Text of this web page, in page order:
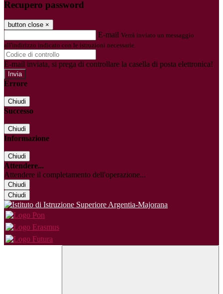
Recupero password
button close ×
E-mail Verrà inviato un messaggio
all'indirizzo indicato con le istruzioni necessarie.
E-mail inviata, si prega di controllare la casella di posta elettronica!
Errore
Chiudi
Successo
Chiudi
Informazione
Chiudi
Attendere...
Attendere il completamento dell'operazione...
Chiudi
Chiudi